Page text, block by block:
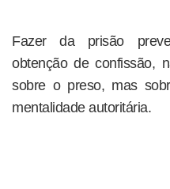
Fazer da prisão
obtenção de confissão,
sobre o preso, mas
mentalidade autoritária.